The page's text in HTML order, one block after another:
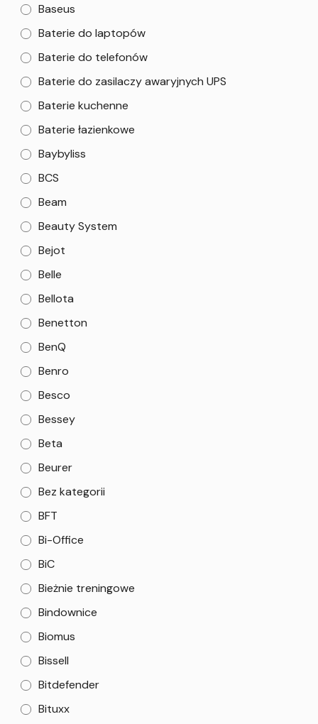
Baseus
Baterie do laptopów
Baterie do telefonów
Baterie do zasilaczy awaryjnych UPS
Baterie kuchenne
Baterie łazienkowe
Baybyliss
BCS
Beam
Beauty System
Bejot
Belle
Bellota
Benetton
BenQ
Benro
Besco
Bessey
Beta
Beurer
Bez kategorii
BFT
Bi-Office
BiC
Bieżnie treningowe
Bindownice
Biomus
Bissell
Bitdefender
Bituxx